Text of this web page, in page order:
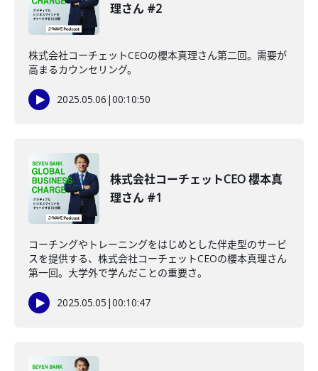
理さん #2
株式会社コーチェットCEOの櫻本真理さん第二回。需要が
高まるカウンセリング。
2025.05.06 |00:10:50
株式会社コーチェットCEO 櫻本真
理さん #1
コーチングやトレーニングをはじめとした伴走型のサービ
スを提供する、株式会社コーチェットCEOの櫻本真理さん
第一回。大学外で学んだことの重要さ。
2025.05.05 |00:10:47